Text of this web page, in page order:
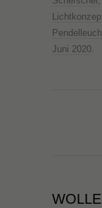
Juni 2020.